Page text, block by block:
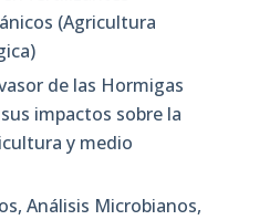
(Agricultura
de las Hormigas
impactos sobre la
y medio
Análisis Microbianos,